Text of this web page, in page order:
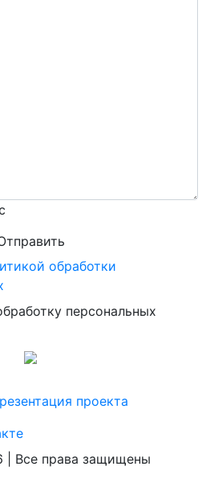
обработки
персональных
проекта
| Все права защищены